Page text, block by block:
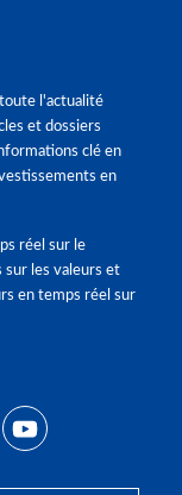
l'actualité
et dossiers
clé en
en
réel sur le
sur les valeurs et
en temps réel sur